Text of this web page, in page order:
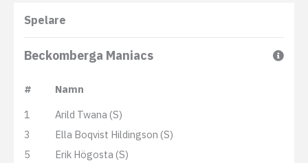
Spelare
Beckomberga Maniacs
#
Namn
1
Arild Twana (S)
3
Ella Boqvist Hildingson (S)
5
Erik Högosta (S)